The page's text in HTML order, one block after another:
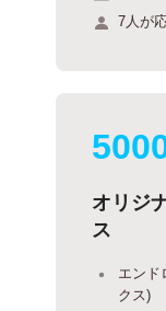
7人が
オリジ
ス
エンド
クス)